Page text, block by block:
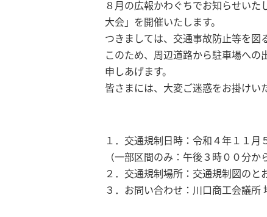
８月の広報かわぐちでお知らせい
大会」を開催いたします。
つきましては、交通事故防止等を図
このため、周辺道路から駐車場への
申しあげます。
皆さまには、大変ご迷惑をお掛けい
１．交通規制日時：令和４年１１
（一部区間のみ：午後３時００分か
２．交通規制場所：交通規制図のと
３．お問い合わせ：川口商工会議所